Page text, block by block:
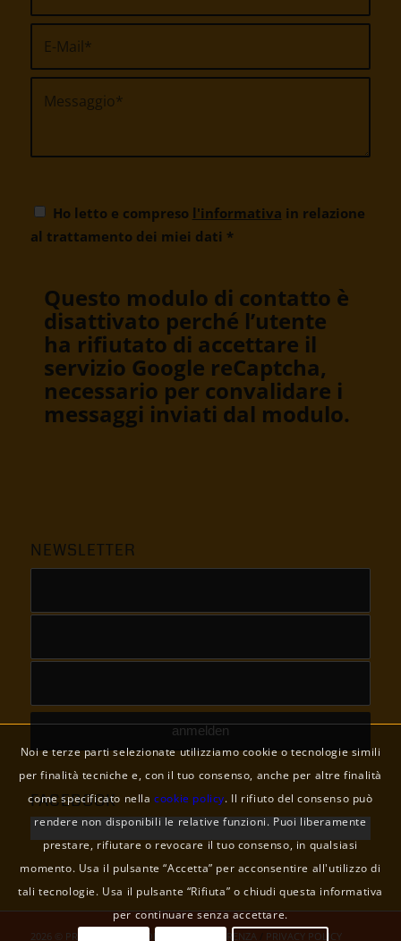
Ho letto e compreso l'informativa in relazione
al trattamento dei miei dati *
Questo modulo di contatto è
disattivato perché l’utente
ha rifiutato di accettare il
servizio Google reCaptcha,
necessario per convalidare i
messaggi inviati dal modulo.
NEWSLETTER
FACEBOOK
2026 © PRONEPAL / COLOPHON TRASPARENZA/ PRIVACY POLICY
Noi e terze parti selezionate utilizziamo cookie o tecnologie simili
per finalità tecniche e, con il tuo consenso, anche per altre finalità
come specificato nellacookie policy. Il rifiuto del consenso può
rendere non disponibili le relative funzioni. Puoi liberamente
prestare, rifiutare o revocare il tuo consenso, in qualsiasi
momento. Usa il pulsante “Accetta” per acconsentire all'utilizzo di
tali tecnologie. Usa il pulsante “Rifiuta” o chiudi questa informativa
per continuare senza accettare.